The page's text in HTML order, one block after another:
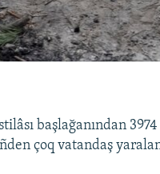
başlağanından 3974
çoq vatandaş